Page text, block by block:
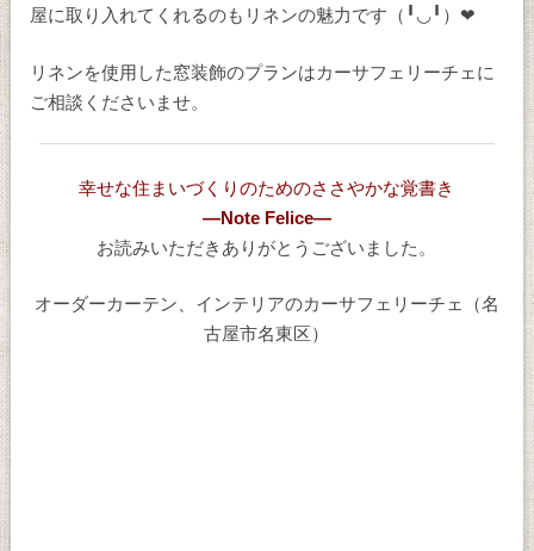
屋に取り入れてくれるのもリネンの魅力です（╹◡╹）❤
リネンを使用した窓装飾のプランはカーサフェリーチェに
ご相談くださいませ。
幸せな住まいづくりのためのささやかな覚書き
―Note Felice―
お読みいただきありがとうございました。
オーダーカーテン、インテリアのカーサフェリーチェ（名
古屋市名東区）